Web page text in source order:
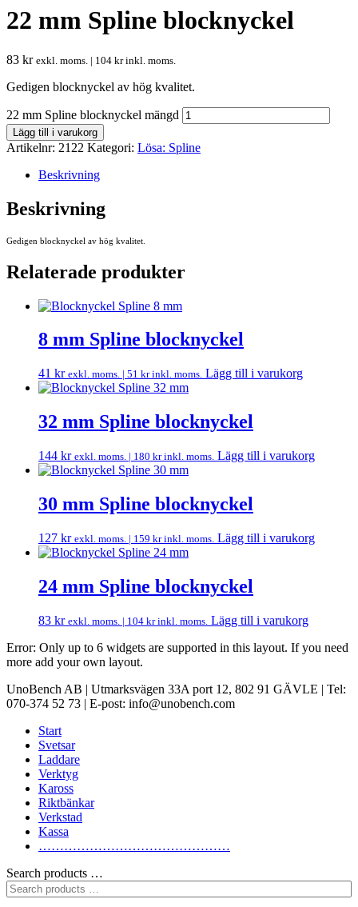
22 mm Spline blocknyckel
83 kr exkl. moms. | 104 krinkl. moms.
Gedigen blocknyckel av hög kvalitet.
22 mm Spline blocknyckel mängd
Lägg till i varukorg
Artikelnr: 2122 Kategori: Lösa: Spline
Beskrivning
Beskrivning
Gedigen blocknyckel av hög kvalitet.
Relaterade produkter
8 mm Spline blocknyckel
41 kr exkl. moms. | 51 krinkl. moms. Lägg till i varukorg
32 mm Spline blocknyckel
144 kr exkl. moms. | 180 krinkl. moms. Lägg till i varukorg
30 mm Spline blocknyckel
127 kr exkl. moms. | 159 krinkl. moms. Lägg till i varukorg
24 mm Spline blocknyckel
83 kr exkl. moms. | 104 krinkl. moms. Lägg till i varukorg
Error: Only up to 6 widgets are supported in this layout. If you need
more add your own layout.
UnoBench AB | Utmarksvägen 33A port 12, 802 91 GÄVLE | Tel:
070-374 52 73 | E-post: info@unobench.com
Start
Svetsar
Laddare
Verktyg
Kaross
Riktbänkar
Verkstad
Kassa
………………………………………
Search products …